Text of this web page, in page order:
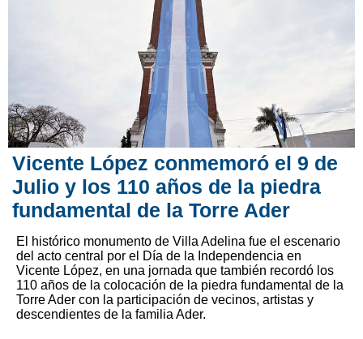
Vicente López conmemoró el 9 de
Julio y los 110 años de la piedra
fundamental de la Torre Ader
El histórico monumento de Villa Adelina fue el escenario
del acto central por el Día de la Independencia en
Vicente López, en una jornada que también recordó los
110 años de la colocación de la piedra fundamental de la
Torre Ader con la participación de vecinos, artistas y
descendientes de la familia Ader.